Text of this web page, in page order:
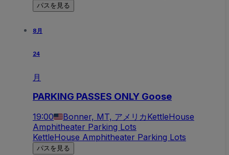
パスを見る
8月
24
月
PARKING PASSES ONLY Goose
19:00 Bonner, MT, アメリカKettleHouse
Amphitheater Parking Lots
KettleHouse Amphitheater Parking Lots
パスを見る